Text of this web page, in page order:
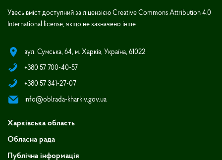
Увесь вміст доступний за ліцензією Creative Commons Attribution 4.0
International license, якщо не зазначено інше
вул. Сумська, 64, м. Харків, Україна, 61022
+380 57 700-40-57
+380 57 341-27-07
info@oblrada-kharkiv.gov.ua
Харківська область
Обласна рада
Публічна інформація